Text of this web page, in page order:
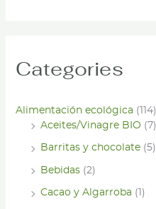
Categories
Alimentación ecológica (114)
Aceites/Vinagre BIO (7)
Barritas y chocolate (5)
Bebidas (2)
Cacao y Algarroba (1)